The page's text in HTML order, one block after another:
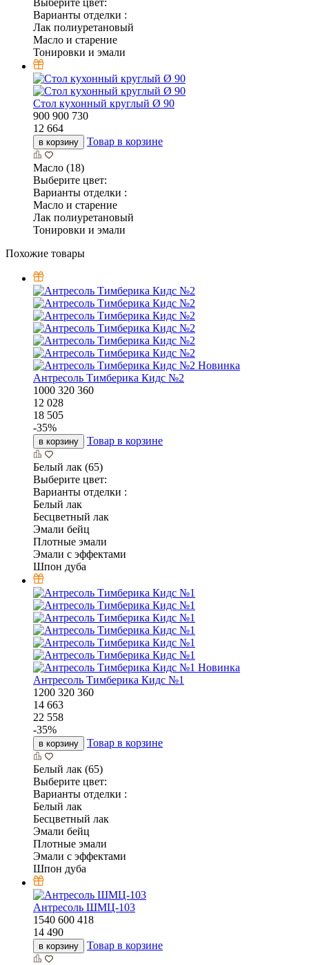
Выберите цвет:
Варианты отделки :
Лак полиуретановый
Масло и старение
Тонировки и эмали
Стол кухонный круглый Ø 90
900 900 730
12 664
в корзину Товар в корзине
Масло (18)
Выберите цвет:
Варианты отделки :
Масло и старение
Лак полиуретановый
Тонировки и эмали
Похожие товары
Новинка
Антресоль Тимберика Кидс №2
1000 320 360
12 028
18 505
-35%
в корзину Товар в корзине
Белый лак (65)
Выберите цвет:
Варианты отделки :
Белый лак
Бесцветный лак
Эмали бейц
Плотные эмали
Эмали с эффектами
Шпон дуба
Новинка
Антресоль Тимберика Кидс №1
1200 320 360
14 663
22 558
-35%
в корзину Товар в корзине
Белый лак (65)
Выберите цвет:
Варианты отделки :
Белый лак
Бесцветный лак
Эмали бейц
Плотные эмали
Эмали с эффектами
Шпон дуба
Антресоль ШМЦ-103
1540 600 418
14 490
в корзину Товар в корзине